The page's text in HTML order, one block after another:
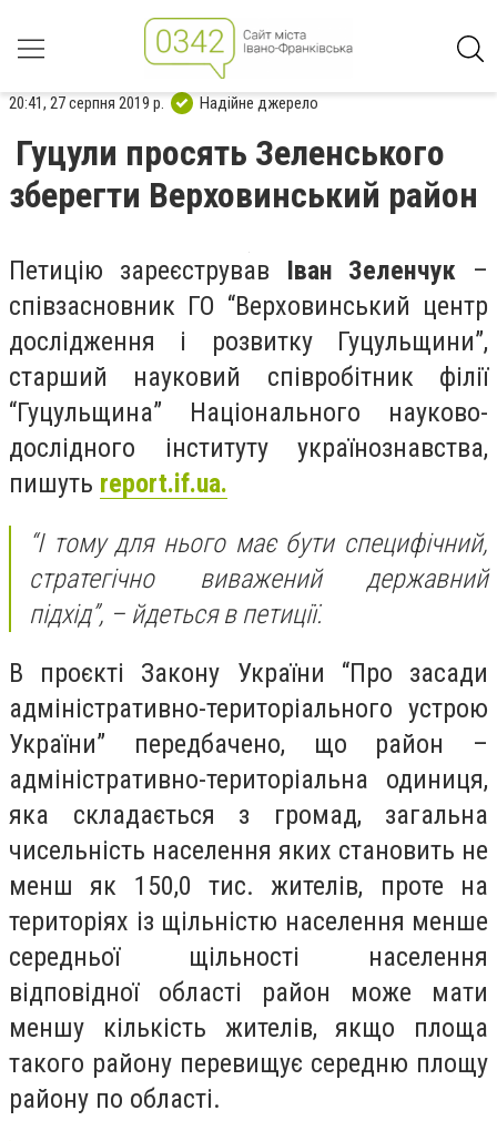
20:41, 27 серпня 2019 р. Надійне джерело
Гуцули просять Зеленського
зберегти Верховинський район
Петицію зареєстрував Іван Зеленчук –
співзасновник ГО “Верховинський центр
дослідження і розвитку Гуцульщини”,
старший науковий співробітник філії
“Гуцульщина” Національного науково-
дослідного інституту українознавства,
пишуть report.if.ua.
“І тому для нього має бути специфічний,
стратегічно виважений державний
підхід”, – йдеться в петиції.
В проєкті Закону України “Про засади
адміністративно-територіального устрою
України” передбачено, що район –
адміністративно-територіальна одиниця,
яка складається з громад, загальна
чисельність населення яких становить не
менш як 150,0 тис. жителів, проте на
територіях із щільністю населення менше
середньої щільності населення
відповідної області район може мати
меншу кількість жителів, якщо площа
такого району перевищує середню площу
району по області.